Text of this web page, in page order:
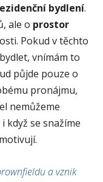
bydlení.
ale o prostor
Pokud v těchto
vnímám to
půjde pouze o
pronájmu,
nemůžeme
když se snažíme
a vznik